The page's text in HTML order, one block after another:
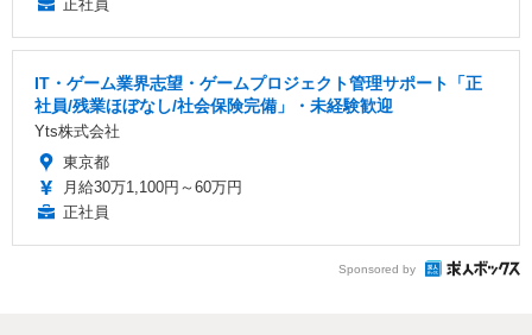
正社員
IT・ゲーム業界志望・ゲームプロジェクト管理サポート「正
社員/残業ほぼなし/社会保険完備」・未経験歓迎
Yts株式会社
東京都
月給30万1,100円～60万円
正社員
Sponsored by